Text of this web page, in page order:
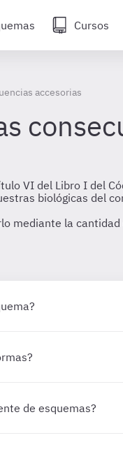
Cursos
accesorias
VI del Libro I del
biológicas del
mediante la
de esquemas?